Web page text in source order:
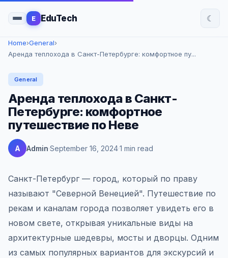
E EduTech ☾
Home›General›
Аренда теплохода в Санкт-Петербурге: комфортное пу...
General
Аренда теплохода в Санкт-
Петербурге: комфортное
путешествие по Неве
A Admin September 16, 20241 min read
Санкт-Петербург — город, который по праву
называют "Северной Венецией". Путешествие по
рекам и каналам города позволяет увидеть его в
новом свете, открывая уникальные виды на
архитектурные шедевры, мосты и дворцы. Одним
из самых популярных вариантов для экскурсий и